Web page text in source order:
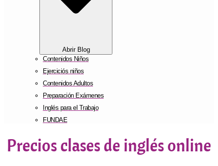
Abrir Blog
Contenidos Niños
Ejerciciós niños
Contenidos Adultos
Preparación Exámenes
Inglés para el Trabajo
FUNDAE
Precios clases de inglés online